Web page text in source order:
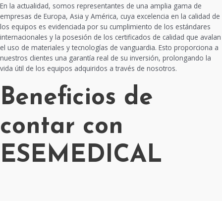
En la actualidad, somos representantes de una amplia gama de
empresas de Europa, Asia y América, cuya excelencia en la calidad de
los equipos es evidenciada por su cumplimiento de los estándares
internacionales y la posesión de los certificados de calidad que avalan
el uso de materiales y tecnologías de vanguardia. Esto proporciona a
nuestros clientes una garantía real de su inversión, prolongando la
vida útil de los equipos adquiridos a través de nosotros.
Beneficios de
contar con
ESEMEDICAL